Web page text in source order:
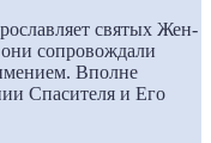
святых Жен-
сопровождали
Вполне
Спасителя и Его